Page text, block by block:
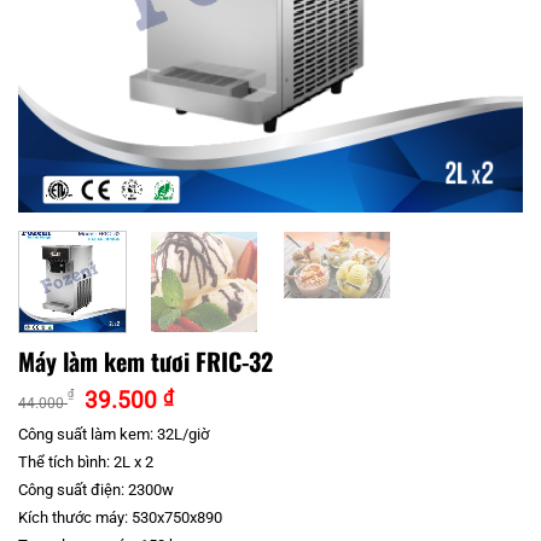
Máy làm kem tươi FRIC-32
44.000
₫
Giá
gốc
là:
44.000 ₫.
39.500 ₫Giá
hiện
tại
39.500 ₫.
Công suất làm kem: 32L/giờ
Thể tích bình: 2L x 2
Công suất điện: 2300w
Kích thước máy: 530x750x890